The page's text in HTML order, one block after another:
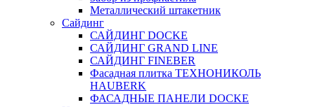
Металлический штакетник
Сайдинг
САЙДИНГ DOCKE
САЙДИНГ GRAND LINE
САЙДИНГ FINEBER
Фасадная плитка ТЕХНОНИКОЛЬ
HAUBERK
ФАСАДНЫЕ ПАНЕЛИ DOCKE